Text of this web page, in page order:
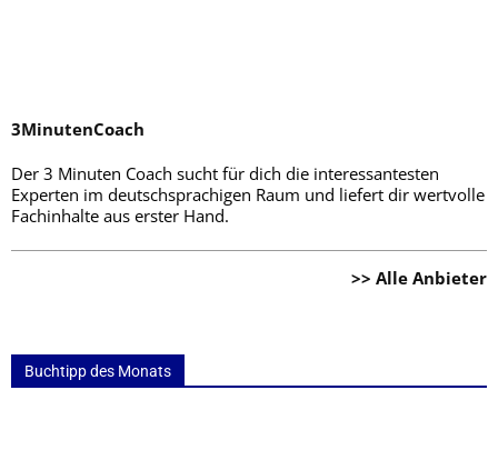
3MinutenCoach
Der 3 Minuten Coach sucht für dich die interessantesten
Experten im deutschsprachigen Raum und liefert dir wertvolle
Fachinhalte aus erster Hand.
>> Alle Anbieter
Buchtipp des Monats